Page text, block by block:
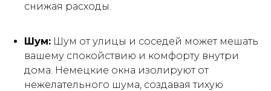
снижая расходы.
Шум: Шум от улицы и соседей может мешать
вашему спокойствию и комфорту внутри
дома. Немецкие окна изолируют от
нежелательного шума, создавая тихую